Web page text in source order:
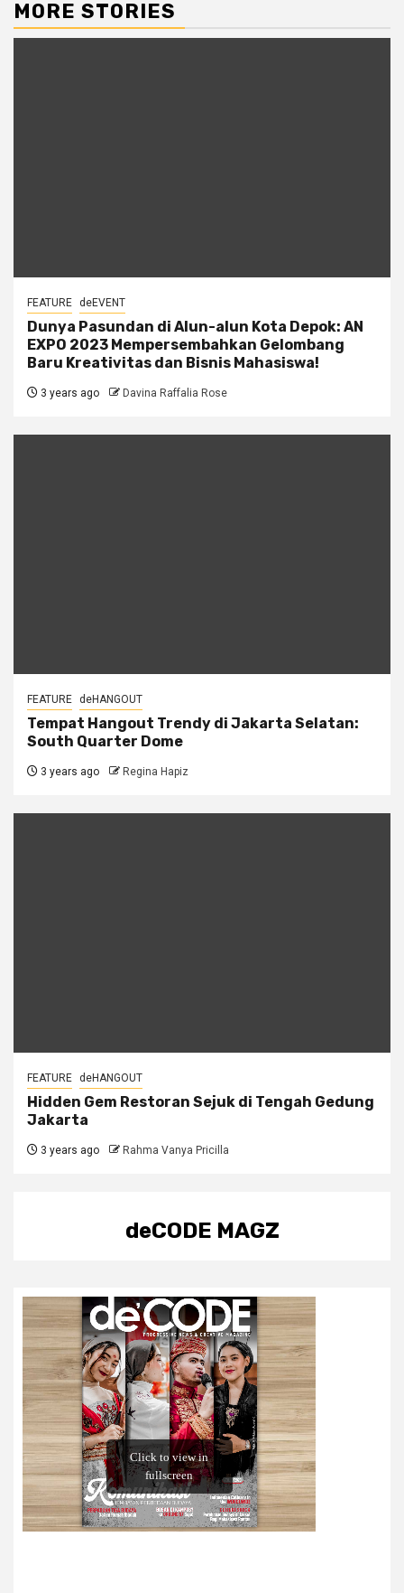
MORE STORIES
FEATURE deEVENT
Dunya Pasundan di Alun-alun Kota Depok: AN
EXPO 2023 Mempersembahkan Gelombang
Baru Kreativitas dan Bisnis Mahasiswa!
3 years ago Davina Raffalia Rose
FEATURE deHANGOUT
Tempat Hangout Trendy di Jakarta Selatan:
South Quarter Dome
3 years ago Regina Hapiz
FEATURE deHANGOUT
Hidden Gem Restoran Sejuk di Tengah Gedung
Jakarta
3 years ago Rahma Vanya Pricilla
deCODE MAGZ